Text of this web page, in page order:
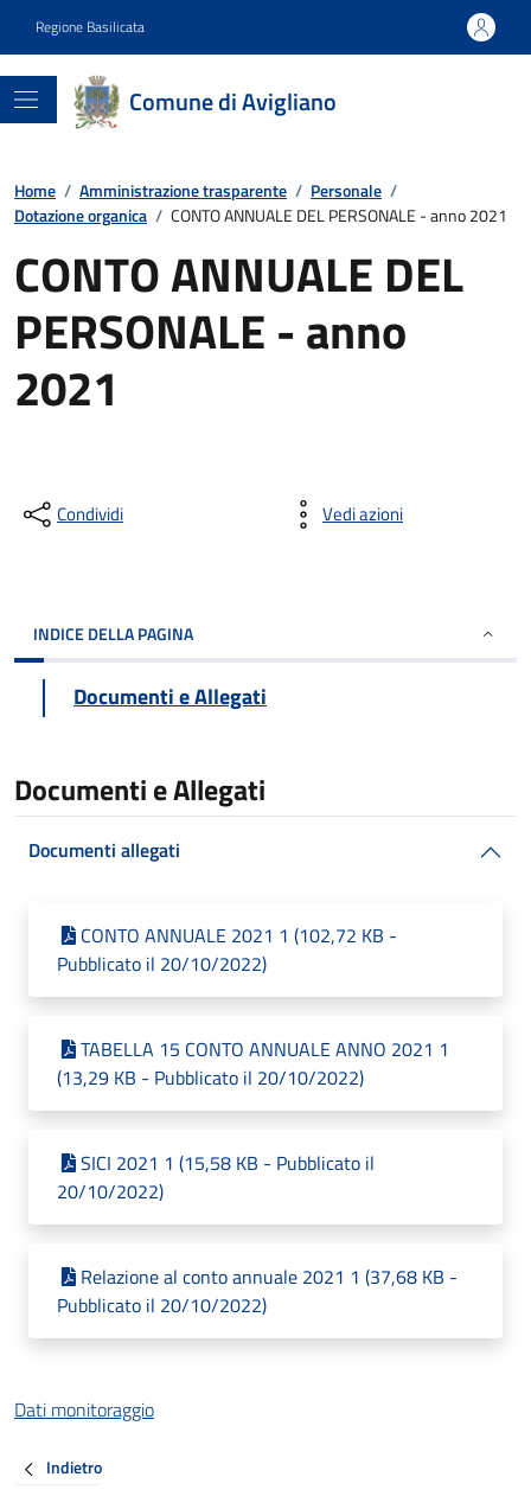
Regione Basilicata
Comune di Avigliano
Home / Amministrazione trasparente / Personale /
Dotazione organica / CONTO ANNUALE DEL PERSONALE - anno 2021
CONTO ANNUALE DEL
PERSONALE - anno
2021
Condividi Vedi azioni
INDICE DELLA PAGINA
Documenti e Allegati
Documenti e Allegati
Documenti allegati
CONTO ANNUALE 2021 1 (102,72 KB -
Pubblicato il 20/10/2022)
TABELLA 15 CONTO ANNUALE ANNO 2021 1
(13,29 KB - Pubblicato il 20/10/2022)
SICI 2021 1 (15,58 KB - Pubblicato il
20/10/2022)
Relazione al conto annuale 2021 1 (37,68 KB -
Pubblicato il 20/10/2022)
Dati monitoraggio
Indietro